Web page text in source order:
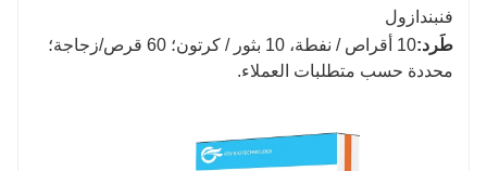
فنبندازول
طَرد:
10 أقراص / نفطة، 10 بثور / كرتون؛ 60 قرص/زجاجة؛
محددة حسب متطلبات العملاء.